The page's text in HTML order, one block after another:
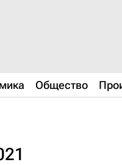
Общество